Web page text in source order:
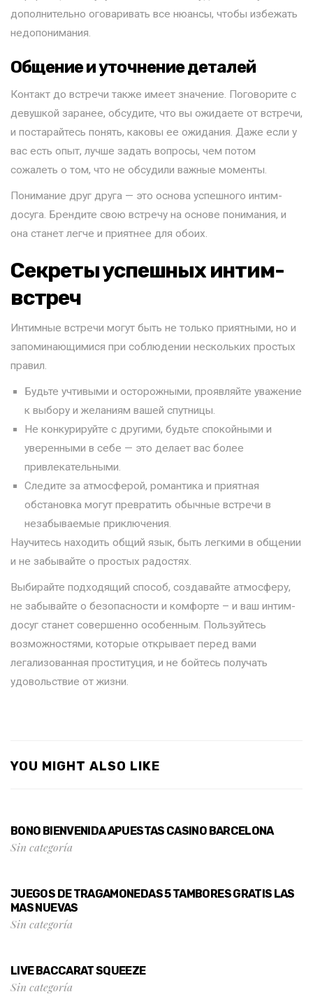
дополнительно оговаривать все нюансы, чтобы избежать
недопонимания.
Общение и уточнение деталей
Контакт до встречи также имеет значение. Поговорите с
девушкой заранее, обсудите, что вы ожидаете от встречи,
и постарайтесь понять, каковы ее ожидания. Даже если у
вас есть опыт, лучше задать вопросы, чем потом
сожалеть о том, что не обсудили важные моменты.
Понимание друг друга — это основа успешного интим-
досуга. Брендите свою встречу на основе понимания, и
она станет легче и приятнее для обоих.
Секреты успешных интим-
встреч
Интимные встречи могут быть не только приятными, но и
запоминающимися при соблюдении нескольких простых
правил.
Будьте учтивыми и осторожными, проявляйте уважение
к выбору и желаниям вашей спутницы.
Не конкурируйте с другими, будьте спокойными и
уверенными в себе — это делает вас более
привлекательными.
Следите за атмосферой, романтика и приятная
обстановка могут превратить обычные встречи в
незабываемые приключения.
Научитесь находить общий язык, быть легкими в общении
и не забывайте о простых радостях.
Выбирайте подходящий способ, создавайте атмосферу,
не забывайте о безопасности и комфорте – и ваш интим-
досуг станет совершенно особенным. Пользуйтесь
возможностями, которые открывает перед вами
легализованная проституция, и не бойтесь получать
удовольствие от жизни.
YOU MIGHT ALSO LIKE
BONO BIENVENIDA APUESTAS CASINO BARCELONA
Sin categoría
JUEGOS DE TRAGAMONEDAS 5 TAMBORES GRATIS LAS
MAS NUEVAS
Sin categoría
LIVE BACCARAT SQUEEZE
Sin categoría